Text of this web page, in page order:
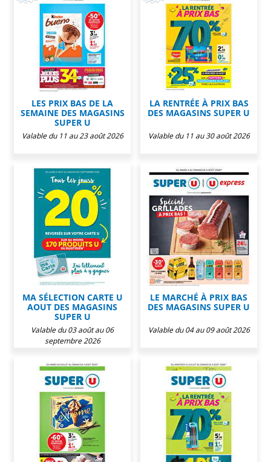
LES PRIX BAS DE LA
SEMAINE DES MAGASINS
SUPER U
Valable du 11 au 23 août 2026
LA RENTRÉE À PRIX BAS
DES MAGASINS SUPER U
Valable du 11 au 30 août 2026
MA SÉLECTION CARTE U
AOUT DES MAGASINS
SUPER U
Valable du 03 août au 06
septembre 2026
LE MARCHÉ À PRIX BAS
DES MAGASINS SUPER U
Valable du 04 au 09 août 2026